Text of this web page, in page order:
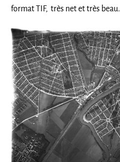
format TIF, très net et très beau.